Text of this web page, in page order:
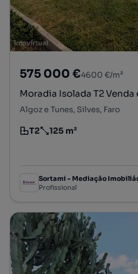
575 000 €4600 €/m²
Moradia Isolada T2 Venda
Algoz e Tunes, Silves, Faro
Tipologia
T2
Preço por metro quadrado
125 m²
Sortami - Mediação
Profissional